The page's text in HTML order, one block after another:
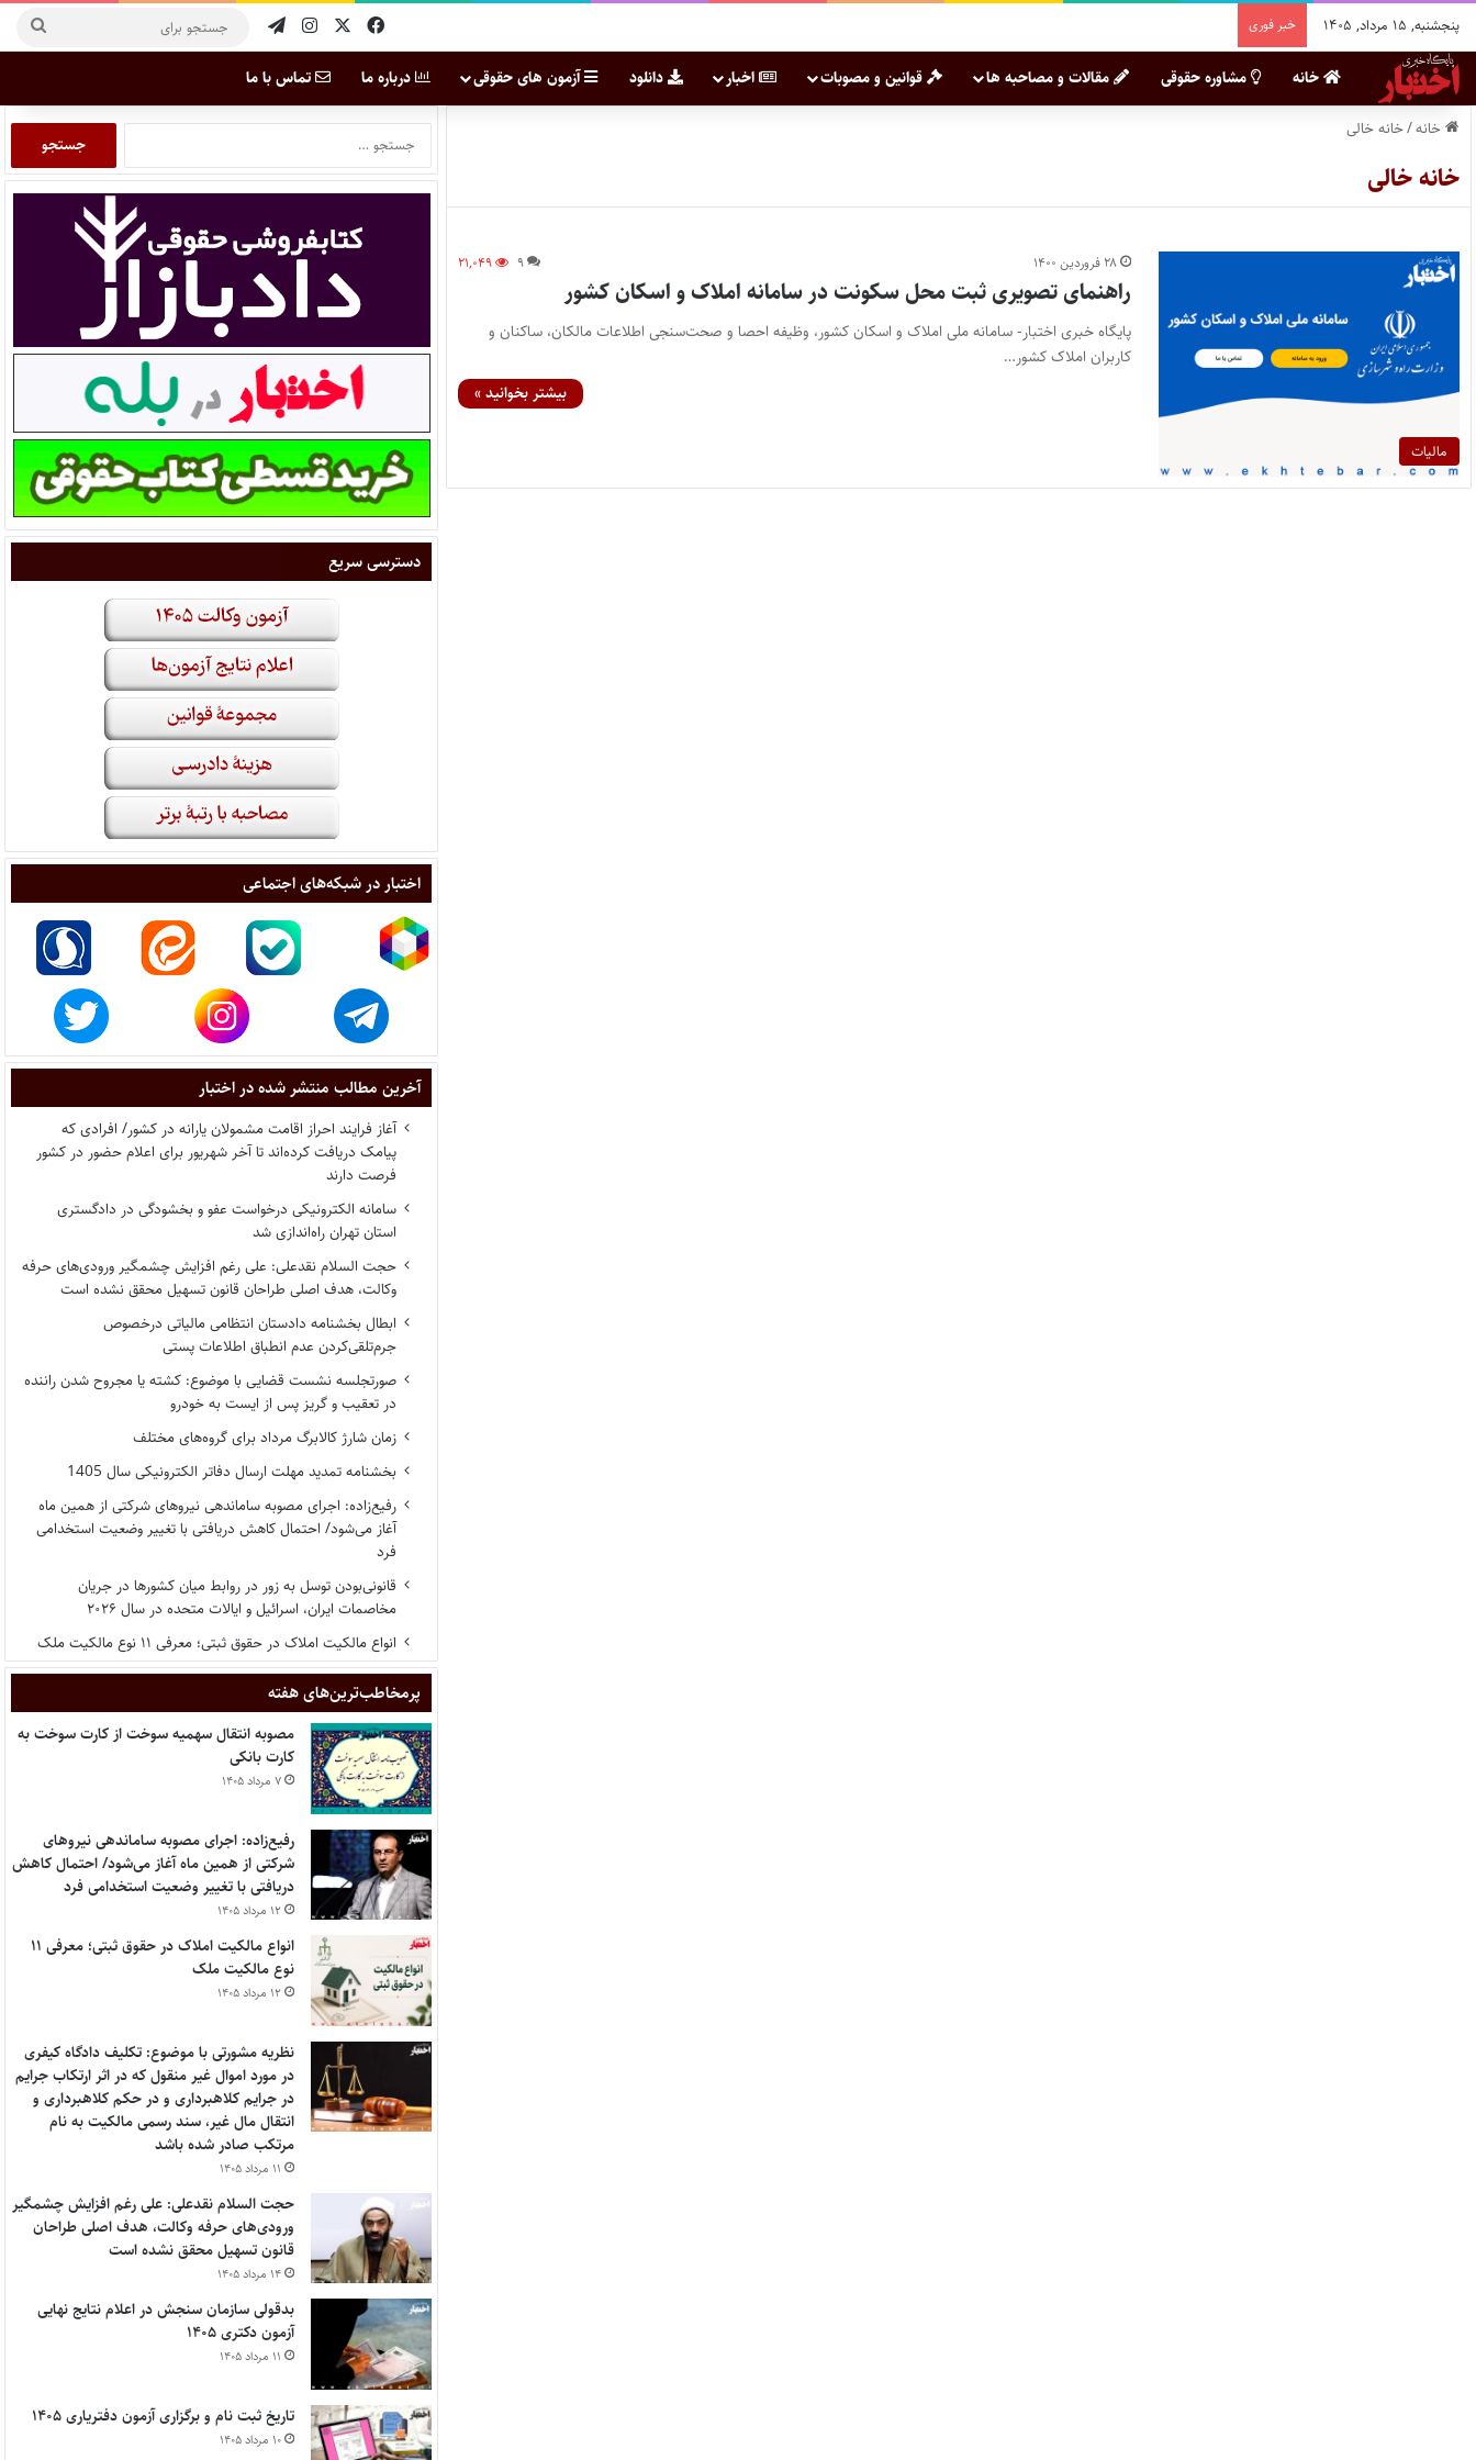
پنجشنبه, ۱۵ مرداد, ۱۴۰۵ خبر فوری
خانه مشاوره حقوقی مقالات و مصاحبه ها قوانین و مصوبات اخبار دانلود آزمون های حقوقی درباره ما تماس با ما
خانه/خانه خالی
خانه خالی
مالیات
۲۸ فروردین ۱۴۰۰ ۹ ۲۱,۰۴۹
راهنمای تصویری ثبت محل سکونت در سامانه املاک و اسکان کشور
پایگاه خبری اختبار- سامانه ملی املاک و اسکان کشور، وظیفه احصا و صحت‌سنجی اطلاعات مالکان، ساکنان و
کاربران املاک کشور…
بیشتر بخوانید »
دسترسی سریع
اختبار در شبکه‌های اجتماعی
آخرین مطالب منتشر شده در اختبار
آغاز فرایند احراز اقامت مشمولان یارانه در کشور/ افرادی که
پیامک دریافت کرده‌اند تا آخر شهریور برای اعلام حضور در کشور
فرصت دارند
سامانه الکترونیکی درخواست عفو و بخشودگی در دادگستری
استان تهران راه‌اندازی شد
حجت السلام نقدعلی: علی رغم افزایش چشمگیر ورودی‌های حرفه
وکالت، هدف اصلی طراحان قانون تسهیل محقق نشده است
ابطال بخشنامه دادستان انتظامی مالیاتی درخصوص
جرم‌تلقی‌کردن عدم انطباق اطلاعات پستی
صورتجلسه نشست قضایی با موضوع: کشته یا مجروح شدن راننده
در تعقیب و گریز پس از ایست به خودرو
زمان شارژ کالابرگ مرداد برای گروه‌های مختلف
بخشنامه تمدید مهلت ارسال دفاتر الکترونیکی سال 1405
رفیع‌زاده: اجرای مصوبه ساماندهی نیروهای شرکتی از همین ماه
آغاز می‌شود/ احتمال کاهش دریافتی با تغییر وضعیت استخدامی
فرد
قانونی‌بودن توسل به زور در روابط میان کشورها در جریان
مخاصمات ایران، اسرائیل و ایالات متحده در سال ۲۰۲۶
انواع مالکیت املاک در حقوق ثبتی؛ معرفی ۱۱ نوع مالکیت ملک
پر‌مخاطب‌ترین‌های هفته
مصوبه انتقال سهمیه سوخت از کارت سوخت به
کارت بانکی
۷ مرداد ۱۴۰۵
رفیع‌زاده: اجرای مصوبه ساماندهی نیروهای
شرکتی از همین ماه آغاز می‌شود/ احتمال کاهش
دریافتی با تغییر وضعیت استخدامی فرد
۱۲ مرداد ۱۴۰۵
انواع مالکیت املاک در حقوق ثبتی؛ معرفی ۱۱
نوع مالکیت ملک
۱۲ مرداد ۱۴۰۵
نظریه مشورتی با موضوع: تکلیف دادگاه کیفری
در مورد اموال غیر منقول که در اثر ارتکاب جرایم
در جرایم کلاهبرداری و در حکم کلاهبرداری و
انتقال مال غیر، سند رسمی مالکیت به نام
مرتکب صادر شده باشد
۱۱ مرداد ۱۴۰۵
حجت السلام نقدعلی: علی رغم افزایش چشمگیر
ورودی‌های حرفه وکالت، هدف اصلی طراحان
قانون تسهیل محقق نشده است
۱۴ مرداد ۱۴۰۵
بدقولی سازمان سنجش در اعلام نتایج نهایی
آزمون دکتری ۱۴۰۵
۱۱ مرداد ۱۴۰۵
تاریخ ثبت نام و برگزاری آزمون دفتریاری ۱۴۰۵
۱۰ مرداد ۱۴۰۵